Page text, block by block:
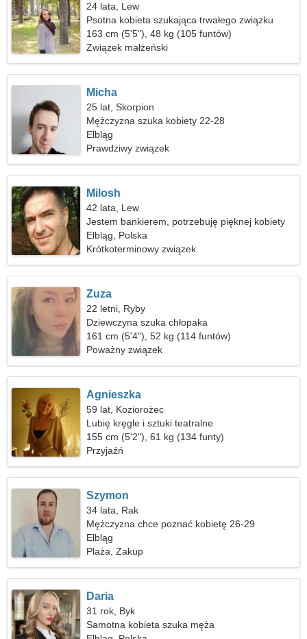
24 lata, Lew
Psotna kobieta szukająca trwałego związku
163 cm (5'5"), 48 kg (105 funtów)
Związek małżeński
Micha
25 lat, Skorpion
Mężczyzna szuka kobiety 22-28
Elbląg
Prawdziwy związek
Milosh
42 lata, Lew
Jestem bankierem, potrzebuję pięknej kobiety
Elbląg, Polska
Krótkoterminowy związek
Zuza
22 letni, Ryby
Dziewczyna szuka chłopaka
161 cm (5'4"), 52 kg (114 funtów)
Poważny związek
Agnieszka
59 lat, Koziorożec
Lubię kręgle i sztuki teatralne
155 cm (5'2"), 61 kg (134 funty)
Przyjaźń
Szymon
34 lata, Rak
Mężczyzna chce poznać kobietę 26-29
Elbląg
Plaża, Zakup
Daria
31 rok, Byk
Samotna kobieta szuka męża